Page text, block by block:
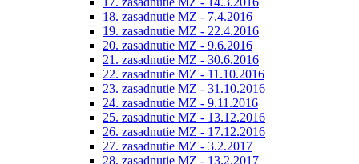
18. zasadnutie MZ - 7.4.2016
19. zasadnutie MZ - 22.4.2016
20. zasadnutie MZ - 9.6.2016
21. zasadnutie MZ - 30.6.2016
22. zasadnutie MZ - 11.10.2016
23. zasadnutie MZ - 31.10.2016
24. zasadnutie MZ - 9.11.2016
25. zasadnutie MZ - 13.12.2016
26. zasadnutie MZ - 17.12.2016
27. zasadnutie MZ - 3.2.2017
28. zasadnutie MZ - 13.2.2017